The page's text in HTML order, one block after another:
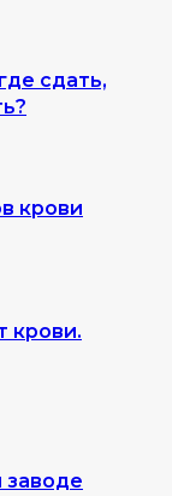
сдать,
крови
крови.
заводе